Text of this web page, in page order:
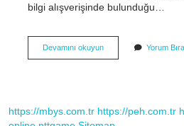
bilgi alışverişinde bulunduğu…
Devamını okuyunÇalıştay
Bilimsel
Yorum
https://mbys.com.tr https://peh.com.tr